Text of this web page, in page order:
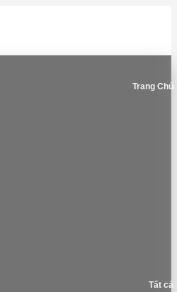
Trang Chủ
Tất cả